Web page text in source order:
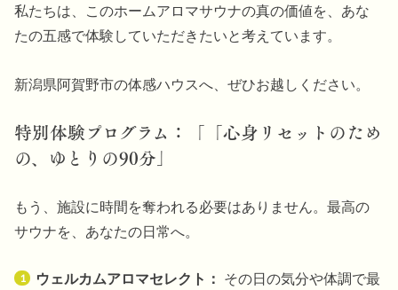
私たちは、このホームアロマサウナの真の価値を、あな
たの五感で体験していただきたいと考えています。
新潟県阿賀野市の体感ハウスへ、ぜひお越しください。
特別体験プログラム：「「心身リセットのため
の、ゆとりの90分」
もう、施設に時間を奪われる必要はありません。最高の
サウナを、あなたの日常へ。
ウェルカムアロマセレクト：
その日の気分や体調で最